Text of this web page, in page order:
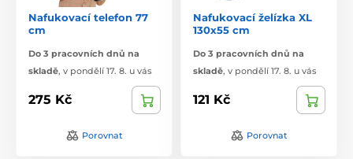
Nafukovací telefon 77
cm
Do 3 pracovních dnů na
skladě, v pondělí 17. 8. u vás
275 Kč
Porovnat
Nafukovací želízka XL
130x55 cm
Do 3 pracovních dnů na
skladě, v pondělí 17. 8. u vás
121 Kč
Porovnat